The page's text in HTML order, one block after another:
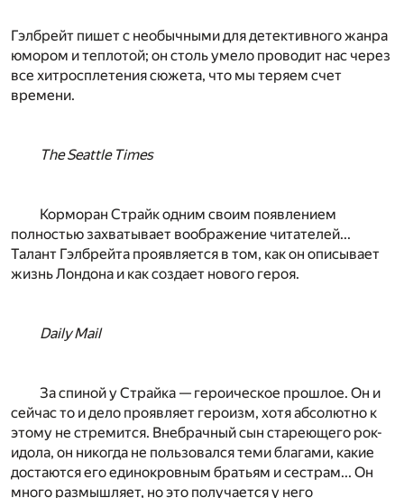
Гэлбрейт пишет с необычными для детективного жанра
юмором и теплотой; он столь умело проводит нас через
все хитросплетения сюжета, что мы теряем счет
времени.
The Seattle Times
Корморан Страйк одним своим появлением
полностью захватывает воображение читателей...
Талант Гэлбрейта проявляется в том, как он описывает
жизнь Лондона и как создает нового героя.
Daily Mail
За спиной у Страйка — героическое прошлое. Он и
сейчас то и дело проявляет героизм, хотя абсолютно к
этому не стремится. Внебрачный сын стареющего рок-
идола, он никогда не пользовался теми благами, какие
достаются его единокровным братьям и сестрам... Он
много размышляет, но это получается у него